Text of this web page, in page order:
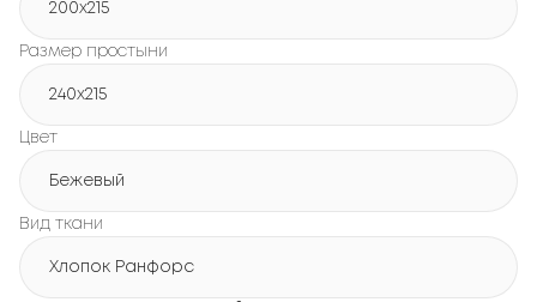
200х215
Размер простыни
240х215
Цвет
Бежевый
Вид ткани
Хлопок Ранфорс